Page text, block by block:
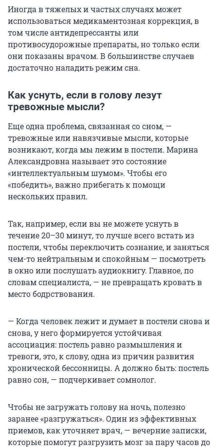
Иногда в тяжелых и частых случаях может
использоваться медикаментозная коррекция, в
том числе антидепрессанты или
противосудорожные препараты, но только если
они показаны врачом. В большинстве случаев
достаточно наладить режим сна.
Как уснуть, если в голову лезут
тревожные мысли?
Еще одна проблема, связанная со сном, —
тревожные или навязчивые мысли, которые
возникают, когда мы лежим в постели. Марина
Александровна называет это состояние
«интеллектуальным шумом». Чтобы его
«победить», важно прибегать к помощи
нескольких правил.
Так, например, если вы не можете уснуть в
течение 20–30 минут, то лучше всего встать из
постели, чтобы переключить сознание, и заняться
чем-то нейтральным и спокойным — посмотреть
в окно или послушать аудиокнигу. Главное, по
словам специалиста, — не превращать кровать в
место бодрствования.
— Когда человек лежит и думает в постели снова и
снова, у него формируется устойчивая
ассоциация: постель равно размышления и
тревоги, это, к слову, одна из причин развития
хронической бессонницы. А должно быть: постель
равно сон, — подчеркивает сомнолог.
Чтобы не загружать голову на ночь, полезно
заранее «разгружаться». Один из эффективных
приемов, как уточняет врач, — вечерние записки,
которые помогут разгрузить мозг за пару часов до